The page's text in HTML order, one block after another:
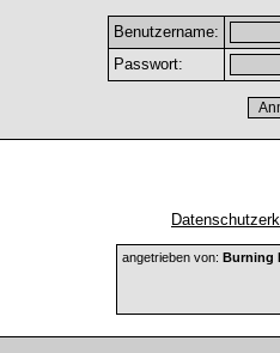
Benutzername:
Passwort:
angetrieben von: Burning